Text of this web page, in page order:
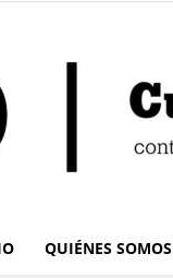
QUIÉNES SOMOS